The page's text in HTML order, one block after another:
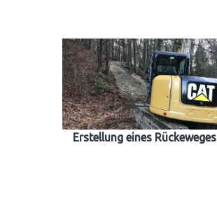
Erstellung eines Rückeweges